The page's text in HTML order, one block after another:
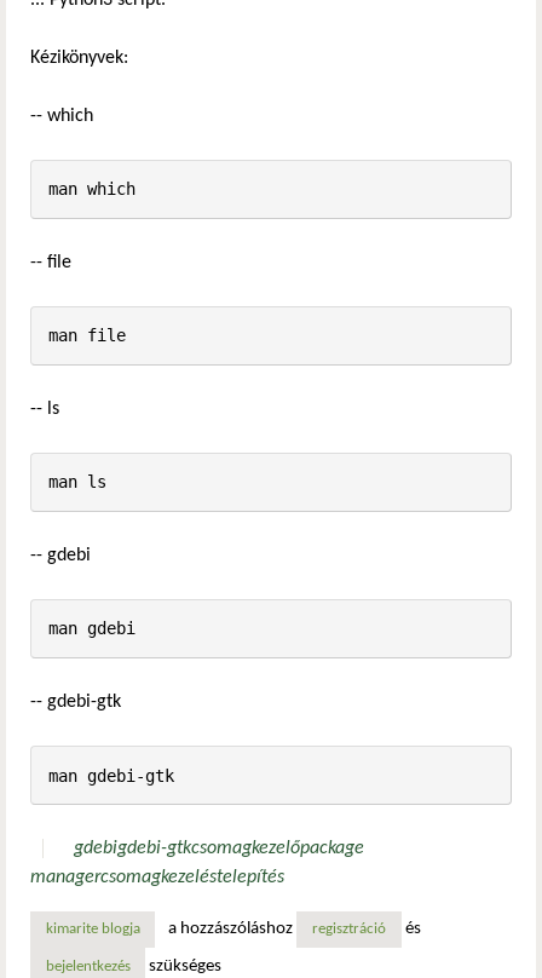
Kézikönyvek:
-- which
man which
-- file
man file
-- ls
man ls
-- gdebi
man gdebi
-- gdebi-gtk
man gdebi-gtk
gdebigdebi-gtkcsomagkezelőpackage
managercsomagkezeléstelepítés
kimarite blogja a hozzászóláshoz regisztráció és
bejelentkezés szükséges